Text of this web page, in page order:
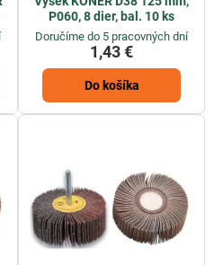
P060, 8 dier, bal. 10 ks
Doručíme do 5 pracovných dní
1,43 €
Do košíka